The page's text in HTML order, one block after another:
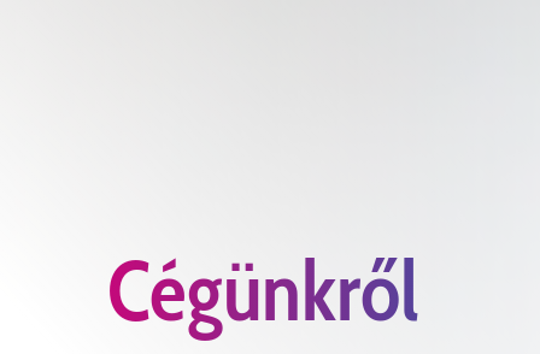
Cégünkről